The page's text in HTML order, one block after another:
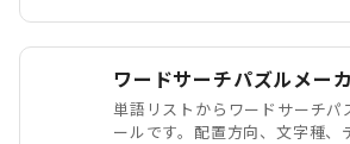
ワードサーチパズルメー
単語リストからワードサーチパ
ールです。配置方向、文字種、